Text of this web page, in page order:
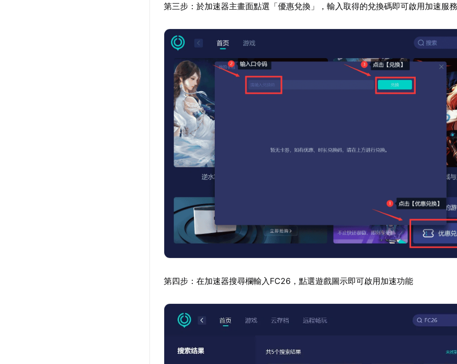
第三步：於加速器主畫面點選「優惠兌換」，輸入取得的兌換碼即可啟用加速服
第四步：在加速器搜尋欄輸入FC26，點選遊戲圖示即可啟用加速功能